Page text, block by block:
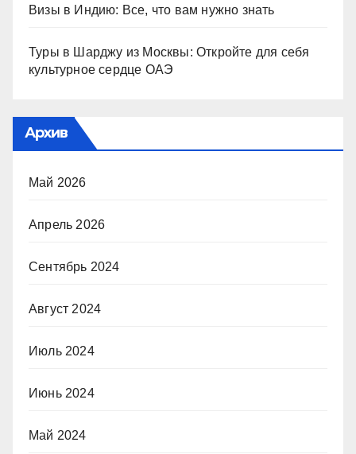
Визы в Индию: Все, что вам нужно знать
Туры в Шарджу из Москвы: Откройте для себя
культурное сердце ОАЭ
Архив
Май 2026
Апрель 2026
Сентябрь 2024
Август 2024
Июль 2024
Июнь 2024
Май 2024